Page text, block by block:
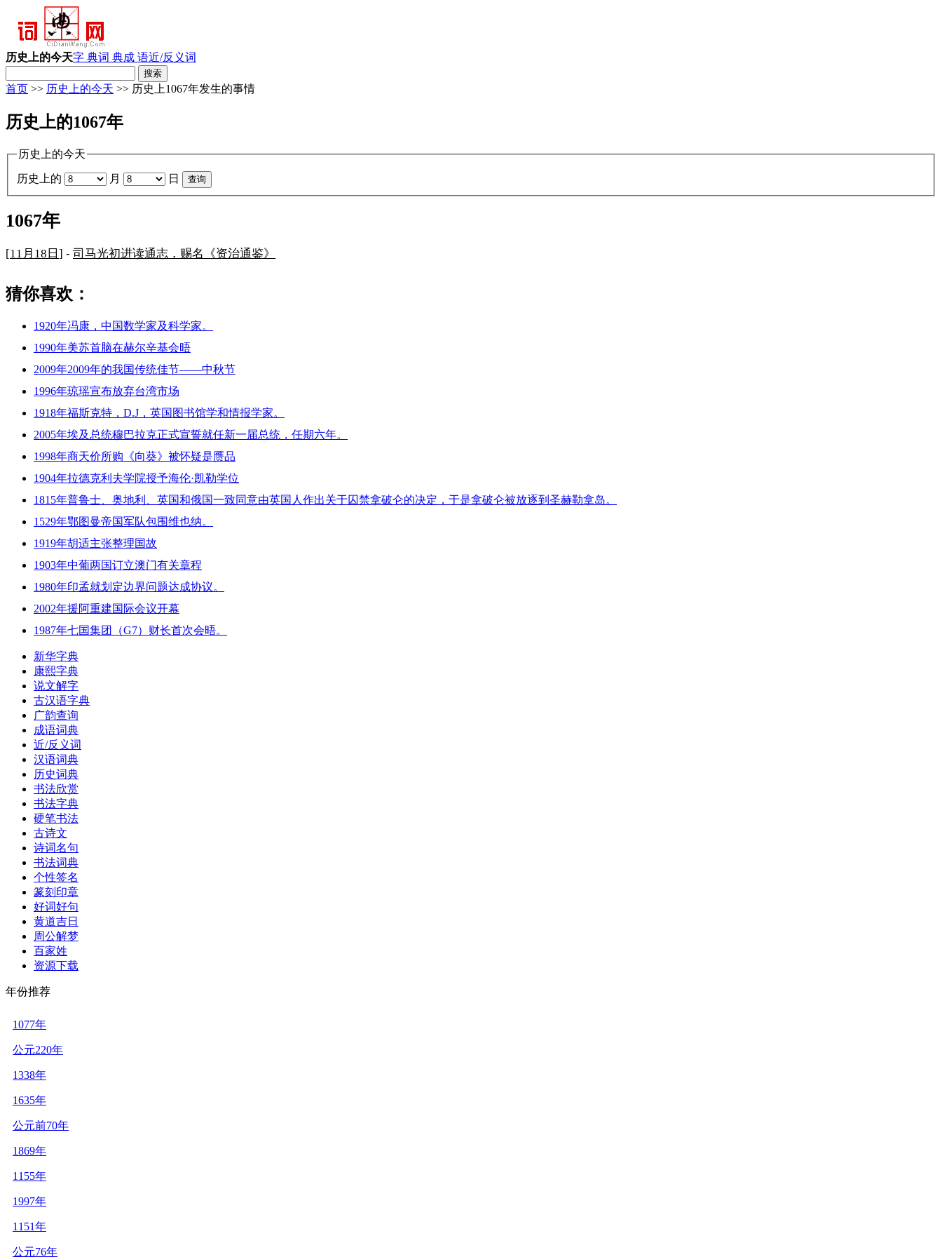
历史上的今天字 典词 典成 语近/反义词
首页 >> 历史上的今天 >> 历史上1067年发生的事情
历史上的1067年
历史上的今天
历史上的 月 日
1067年
[11月18日 ] - 司马光初进读通志，赐名《资治通鉴》
猜你喜欢：
1920年冯康，中国数学家及科学家。
1990年美苏首脑在赫尔辛基会晤
2009年2009年的我国传统佳节——中秋节
1996年琼瑶宣布放弃台湾市场
1918年福斯克特，D.J，英国图书馆学和情报学家。
2005年埃及总统穆巴拉克正式宣誓就任新一届总统，任期六年。
1998年商天价所购《向葵》被怀疑是赝品
1904年拉德克利夫学院授予海伦·凯勒学位
1815年普鲁士、奥地利、英国和俄国一致同意由英国人作出关于囚禁拿破仑的决定，于是拿破仑被放逐到圣赫勒拿岛。
1529年鄂图曼帝国军队包围维也纳。
1919年胡适主张整理国故
1903年中葡两国订立澳门有关章程
1980年印孟就划定边界问题达成协议。
2002年援阿重建国际会议开幕
1987年七国集团（G7）财长首次会晤。
新华字典
康熙字典
说文解字
古汉语字典
广韵查询
成语词典
近/反义词
汉语词典
历史词典
书法欣赏
书法字典
硬笔书法
古诗文
诗词名句
书法词典
个性签名
篆刻印章
好词好句
黄道吉日
周公解梦
百家姓
资源下载
年份推荐
1077年
公元220年
1338年
1635年
公元前70年
1869年
1155年
1997年
1151年
公元76年